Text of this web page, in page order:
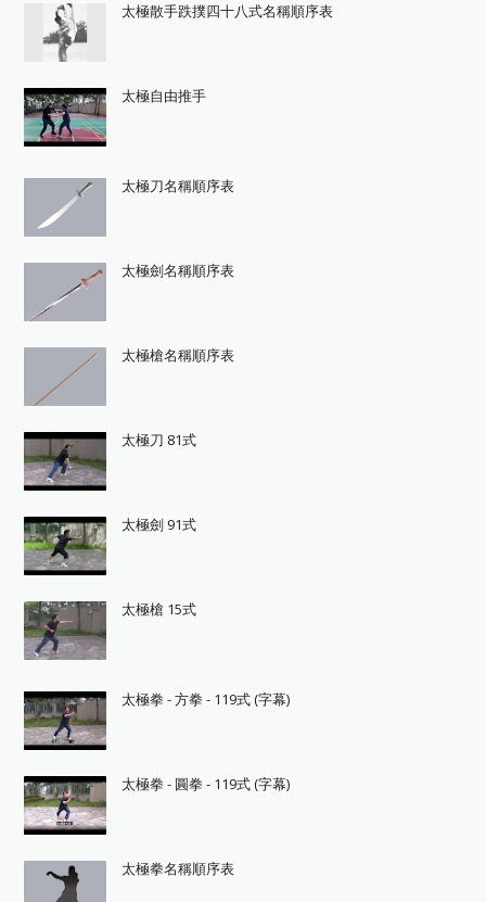
太極散手跌撲四十八式名稱順序表
太極自由推手
太極刀名稱順序表
太極劍名稱順序表
太極槍名稱順序表
太極刀 81式
太極劍 91式
太極槍 15式
太極拳 - 方拳 - 119式 (字幕)
太極拳 - 圓拳 - 119式 (字幕)
太極拳名稱順序表